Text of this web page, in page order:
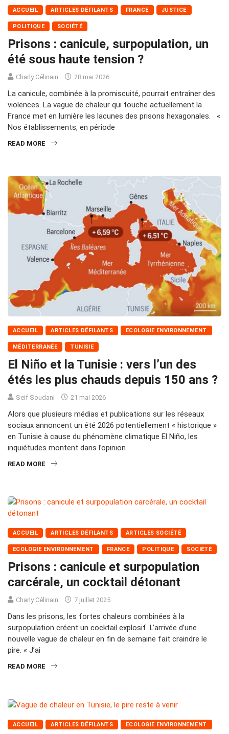
ACCUEIL ARTICLES DÉFILANTS FRANCE JUSTICE
POLITIQUE SOCIÉTÉ
Prisons : canicule, surpopulation, un
été sous haute tension ?
Charly Célinain 28 mai 2026
La canicule, combinée à la promiscuité, pourrait entraîner des
violences. La vague de chaleur qui touche actuellement la
France met en lumière les lacunes des prisons hexagonales. «
Nos établissements, en période
READ MORE
ACCUEIL ARTICLES DÉFILANTS ECOLOGIE ENVIRONNEMENT
MÉDITERRANÉE TUNISIE
El Niño et la Tunisie : vers l’un des
étés les plus chauds depuis 150 ans ?
Seif Soudani 21 mai 2026
Alors que plusieurs médias et publications sur les réseaux
sociaux annoncent un été 2026 potentiellement « historique »
en Tunisie à cause du phénomène climatique El Niño, les
inquiétudes montent dans l’opinion
READ MORE
ACCUEIL ARTICLES DÉFILANTS ARTICLES SOCIÉTÉ
ECOLOGIE ENVIRONNEMENT FRANCE POLITIQUE SOCIÉTÉ
Prisons : canicule et surpopulation
carcérale, un cocktail détonant
Charly Célinain 7 juillet 2025
Dans les prisons, les fortes chaleurs combinées à la
surpopulation créent un cocktail explosif. L’arrivée d’une
nouvelle vague de chaleur en fin de semaine fait craindre le
pire. « J’ai
READ MORE
ACCUEIL ARTICLES DÉFILANTS ECOLOGIE ENVIRONNEMENT